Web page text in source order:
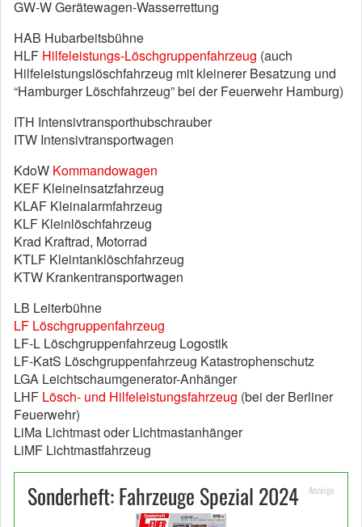
GW-W Gerätewagen-Wasserrettung
HAB Hubarbeitsbühne
HLF Hilfeleistungs-Löschgruppenfahrzeug (auch
Hilfeleistungslöschfahrzeug mit kleinerer Besatzung und
“Hamburger Löschfahrzeug” bei der Feuerwehr Hamburg)
ITH Intensivtransporthubschrauber
ITW Intensivtransportwagen
KdoW Kommandowagen
KEF Kleineinsatzfahrzeug
KLAF Kleinalarmfahrzeug
KLF Kleinlöschfahrzeug
Krad Kraftrad, Motorrad
KTLF Kleintanklöschfahrzeug
KTW Krankentransportwagen
LB Leiterbühne
LF Löschgruppenfahrzeug
LF-L Löschgruppenfahrzeug Logostik
LF-KatS Löschgruppenfahrzeug Katastrophenschutz
LGA Leichtschaumgenerator-Anhänger
LHF Lösch- und Hilfeleistungsfahrzeug (bei der Berliner
Feuerwehr)
LiMa Lichtmast oder Lichtmastanhänger
LiMF Lichtmastfahrzeug
Sonderheft: Fahrzeuge Spezial 2024 Anzeige